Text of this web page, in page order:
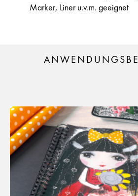
Marker, Liner u.v.m. geeignet